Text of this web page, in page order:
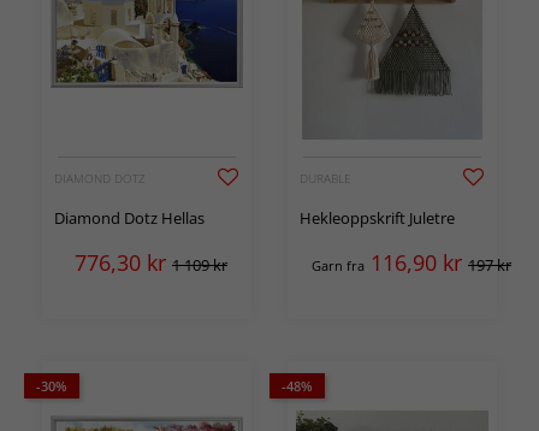
DIAMOND DOTZ
Diamond Dotz Hellas
776,30 kr 1 109 kr
DURABLE
Hekleoppskrift Juletre
Garn fra 116,90 kr 197 kr
-30% -48%